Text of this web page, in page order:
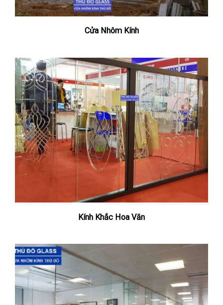
Cửa Nhôm Kính
Kính Khắc Hoa Văn